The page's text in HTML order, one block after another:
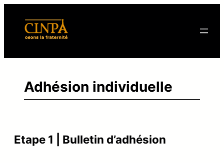
Adhésion individuelle
Etape 1 | Bulletin d’adhésion